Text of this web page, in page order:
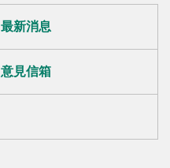
最新消息
意見信箱